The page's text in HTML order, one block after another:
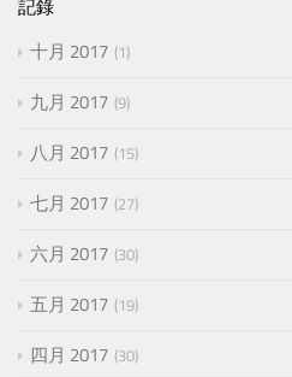
記錄
十月 2017 1
九月 2017 9
八月 2017 15
七月 2017 27
六月 2017 30
五月 2017 19
四月 2017 30